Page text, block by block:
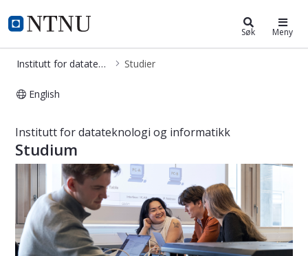
NTNU Hjemmeside
Institutt for datateknologi og
Søk Meny
Institutt for datateknologi og informatikk Studier
English
Institutt for datateknologi og informatikk
Studium